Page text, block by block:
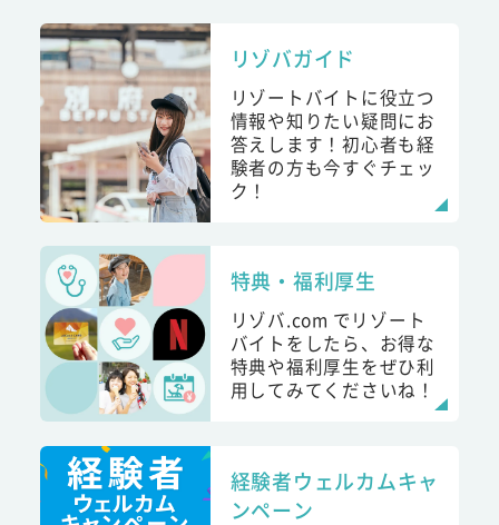
リゾバガイド
リゾートバイトに役立つ
情報や知りたい疑問にお
答えします！初心者も経
験者の方も今すぐチェッ
ク！
特典・福利厚生
リゾバ.com でリゾート
バイトをしたら、お得な
特典や福利厚生をぜひ利
用してみてくださいね！
経験者ウェルカムキャ
ンペーン